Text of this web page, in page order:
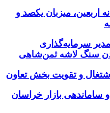
اربعین، میزبان یکصد و
سرمایه‌گذاری
سنگ لاشه ثمن‌شاهی
و تقویت بخش تعاون
ساماندهی بازار خراسان